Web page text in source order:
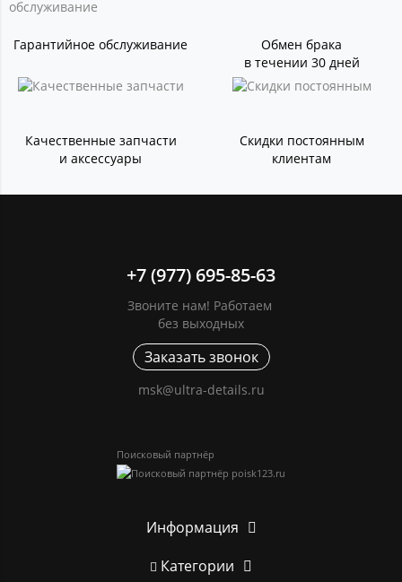
Гарантийное обслуживание
Обмен брака
в течении 30 дней
Качественные запчасти
и аксессуары
Скидки постоянным
клиентам
+7 (977) 695-85-63
Звоните нам! Работаем
без выходных
Заказать звонок
msk@ultra-details.ru
Поисковый партнёр
Информация
Категории